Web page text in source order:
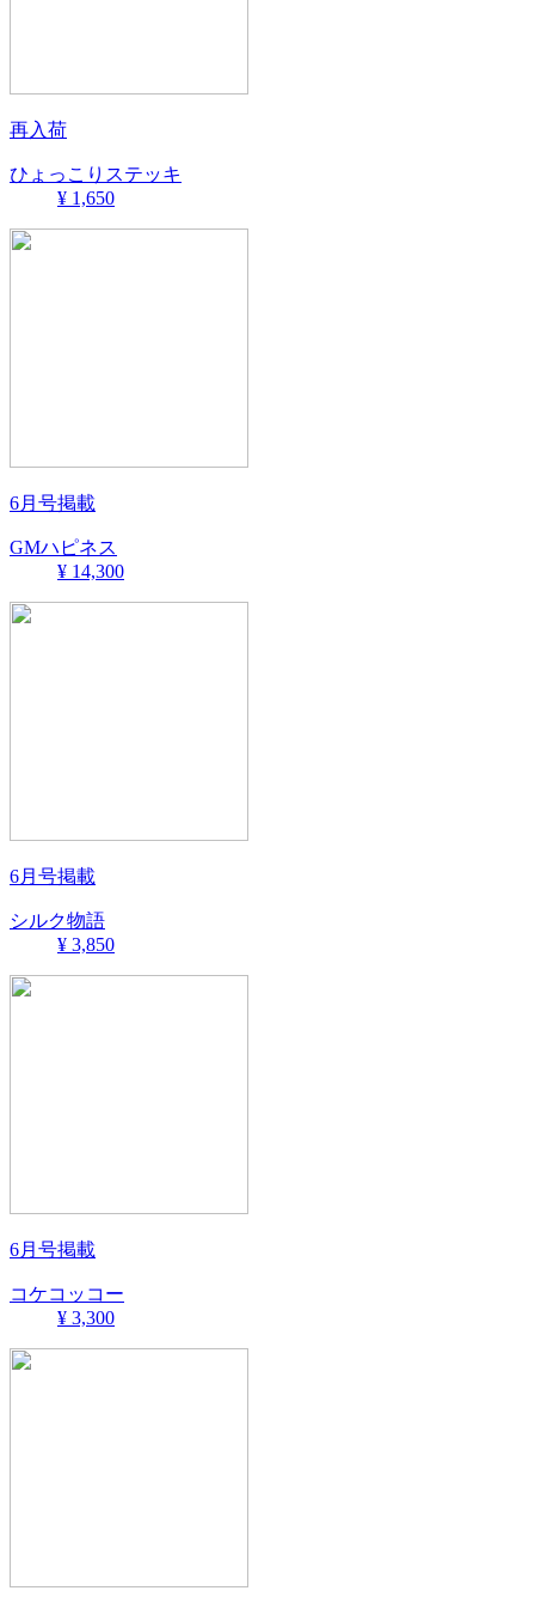
再入荷
ひょっこりステッキ
¥ 1,650
6月号掲載
GMハピネス
¥ 14,300
6月号掲載
シルク物語
¥ 3,850
6月号掲載
コケコッコー
¥ 3,300